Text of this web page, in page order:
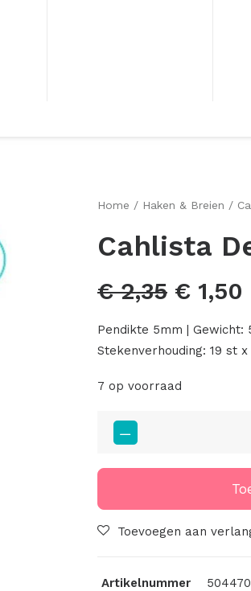
Home Haken & Breien
Cahlista
€2,35
prijs
was:
€ 1,50
Pendikte 5mm |
Stekenverhouding: 19 st
7 op voorraad
Cahlista
Deep
aantal
Toevoegen aan
Artikelnummer